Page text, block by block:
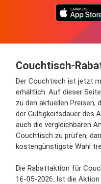
Couchtisch-
Der Couchtisch ist jetzt
erhältlich. Auf dieser
zu den aktuellen Preisen,
der Gültigkeitsdauer des
auch die vergleichbaren
Couchtisch zu prüfen,
kostengünstigste Wahl
Die Rabattaktion für
16-05-2026. Ist die